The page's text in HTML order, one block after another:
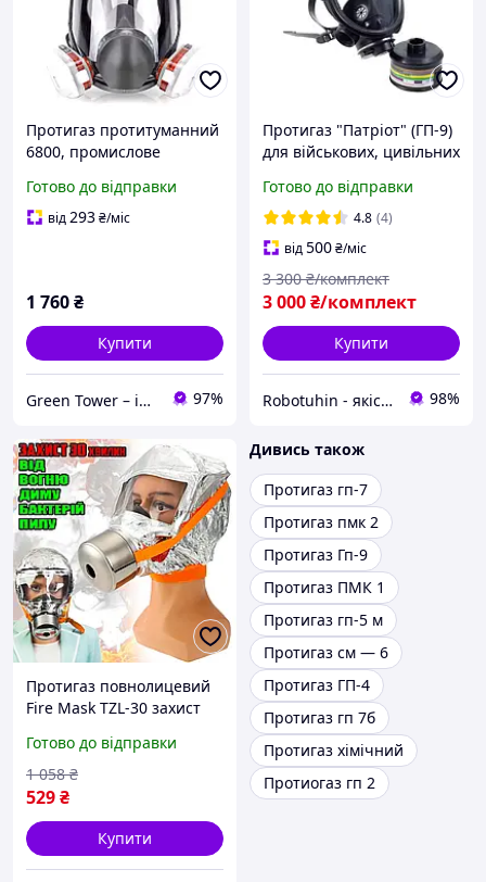
Протигаз протитуманний
6800, промислове
респіратор, охорона
праці, фільтр,
Готово до відправки
від293₴/міс
1 760₴
Купити
Green Tower – інвертори, акумулятори, зарядні пристрої, вимірювальні прилади! 97%
Протигаз "Патріот" (ГП-9)
для військових, цивільних
фільтр)
Готово до відправки
4.8 (4)
від500₴/міс
3 000₴/комплект
3 300 ₴/комплект
Купити
Robotuhin - якість, надійність, радість! 98%
Протигаз повнолицевий
Fire Mask TZL-30 захист
протипожежна маска YES
Готово до відправки
529₴
1 058 ₴
Купити
Дивись також
Протигаз гп-7
Протигаз пмк 2
Протигаз Гп-9
Протигаз ПМК 1
Протигаз гп-5 м
Протигаз см — 6
Протигаз ГП-4
Протигаз гп 7б
Протигаз хімічний
Протиогаз гп 2